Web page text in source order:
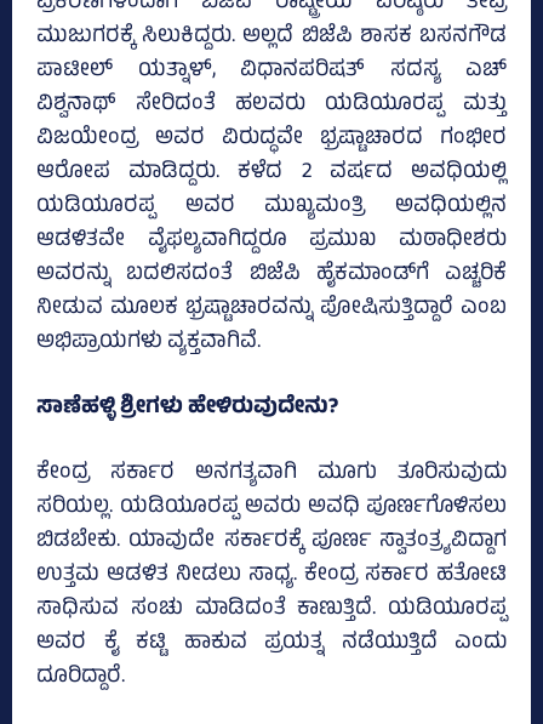
ಮುಜುಗರಕ್ಕೆ ಸಿಲುಕಿದ್ದರು. ಅಲ್ಲದೆ ಬಿಜೆಪಿ ಶಾಸಕ ಬಸನಗೌಡ
ಪಾಟೀಲ್‌ ಯತ್ನಾಳ್‌, ವಿಧಾನಪರಿಷತ್‌ ಸದಸ್ಯ ಎಚ್‌
ವಿಶ್ವನಾಥ್‌ ಸೇರಿದಂತೆ ಹಲವರು ಯಡಿಯೂರಪ್ಪ ಮತ್ತು
ವಿಜಯೇಂದ್ರ ಅವರ ವಿರುದ್ಧವೇ ಭ್ರಷ್ಟಾಚಾರದ ಗಂಭೀರ
ಆರೋಪ ಮಾಡಿದ್ದರು. ಕಳೆದ 2 ವರ್ಷದ ಅವಧಿಯಲ್ಲಿ
ಯಡಿಯೂರಪ್ಪ ಅವರ ಮುಖ್ಯಮಂತ್ರಿ ಅವಧಿಯಲ್ಲಿನ
ಆಡಳಿತವೇ ವೈಫಲ್ಯವಾಗಿದ್ದರೂ ಪ್ರಮುಖ ಮಠಾಧೀಶರು
ಅವರನ್ನು ಬದಲಿಸದಂತೆ ಬಿಜೆಪಿ ಹೈಕಮಾಂಡ್‌ಗೆ ಎಚ್ಚರಿಕೆ
ನೀಡುವ ಮೂಲಕ ಭ್ರಷ್ಟಾಚಾರವನ್ನು ಪೋಷಿಸುತ್ತಿದ್ದಾರೆ ಎಂಬ
ಅಭಿಪ್ರಾಯಗಳು ವ್ಯಕ್ತವಾಗಿವೆ.
ಸಾಣೆಹಳ್ಳಿ ಶ್ರೀಗಳು ಹೇಳಿರುವುದೇನು?
ಕೇಂದ್ರ ಸರ್ಕಾರ ಅನಗತ್ಯವಾಗಿ ಮೂಗು ತೂರಿಸುವುದು
ಸರಿಯಲ್ಲ. ಯಡಿಯೂರಪ್ಪ ಅವರು ಅವಧಿ ಪೂರ್ಣಗೊಳಿಸಲು
ಬಿಡಬೇಕು. ಯಾವುದೇ ಸರ್ಕಾರಕ್ಕೆ ಪೂರ್ಣ ಸ್ವಾತಂತ್ರ್ಯವಿದ್ದಾಗ
ಉತ್ತಮ ಆಡಳಿತ ನೀಡಲು ಸಾಧ್ಯ. ಕೇಂದ್ರ ಸರ್ಕಾರ ಹತೋಟಿ
ಸಾಧಿಸುವ ಸಂಚು ಮಾಡಿದಂತೆ ಕಾಣುತ್ತಿದೆ. ಯಡಿಯೂರಪ್ಪ
ಅವರ ಕೈ ಕಟ್ಟಿ ಹಾಕುವ ಪ್ರಯತ್ನ ನಡೆಯುತ್ತಿದೆ ಎಂದು
ದೂರಿದ್ದಾರೆ.